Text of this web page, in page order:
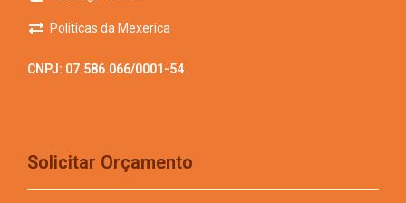
Politicas da Mexerica
CNPJ: 07.586.066/0001-54
Solicitar Orçamento